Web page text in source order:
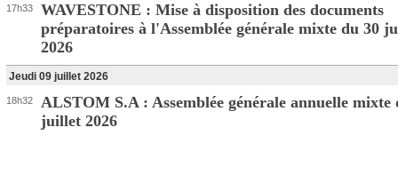
17h33
WAVESTONE : Mise à disposition des documents
préparatoires à l'Assemblée générale mixte du 30
2026
Jeudi 09 juillet 2026
18h32
ALSTOM S.A : Assemblée générale annuelle mixte
juillet 2026